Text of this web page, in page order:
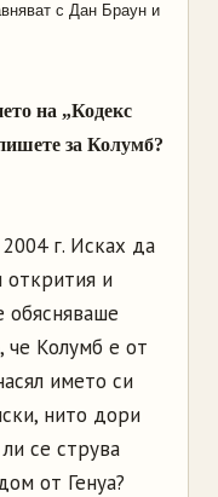
с Дан Браун и
на „Кодекс
за Колумб?
г. Исках да
открития и
обясняваше
че Колумб е от
името си
нито дори
се струва
от Генуа?